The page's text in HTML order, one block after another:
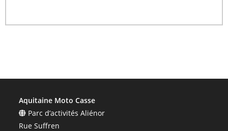
Aquitaine Moto Casse
Parc d’activités Aliénor
Rue Suffren